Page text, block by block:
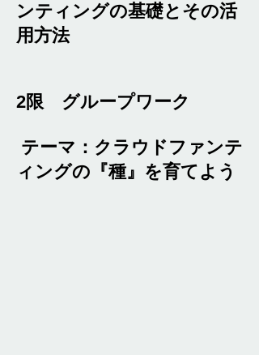
ンティングの基礎とその活
用方法
2限 グループワーク
テーマ：クラウドファンテ
ィングの『種』を育てよう